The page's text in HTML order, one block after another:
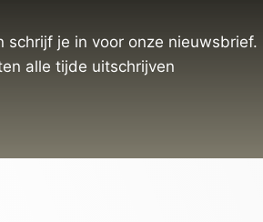
schrijf je in voor onze nieuwsbrief.
alle tijde uitschrijven